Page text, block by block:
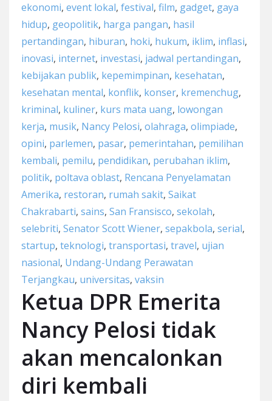
ekonomi, event lokal, festival, film, gadget, gaya
hidup, geopolitik, harga pangan, hasil
pertandingan, hiburan, hoki, hukum, iklim, inflasi,
inovasi, internet, investasi, jadwal pertandingan,
kebijakan publik, kepemimpinan, kesehatan,
kesehatan mental, konflik, konser, kremenchug,
kriminal, kuliner, kurs mata uang, lowongan
kerja, musik, Nancy Pelosi, olahraga, olimpiade,
opini, parlemen, pasar, pemerintahan, pemilihan
kembali, pemilu, pendidikan, perubahan iklim,
politik, poltava oblast, Rencana Penyelamatan
Amerika, restoran, rumah sakit, Saikat
Chakrabarti, sains, San Fransisco, sekolah,
selebriti, Senator Scott Wiener, sepakbola, serial,
startup, teknologi, transportasi, travel, ujian
nasional, Undang-Undang Perawatan
Terjangkau, universitas, vaksin
Ketua DPR Emerita
Nancy Pelosi tidak
akan mencalonkan
diri kembali